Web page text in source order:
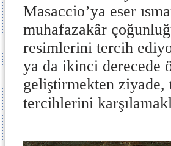
Masaccio’ya eser
muhafazakâr
resimlerini tercih
ya da ikinci derecede
geliştirmekten ziyade,
tercihlerini